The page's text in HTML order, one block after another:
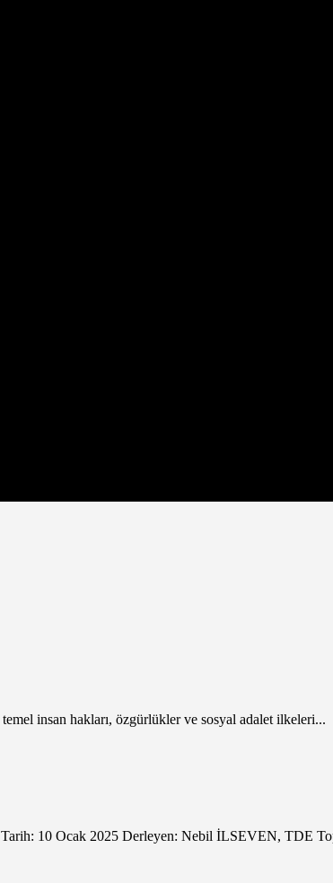
insan hakları, özgürlükler ve sosyal adalet ilkeleri...
10 Ocak 2025 Derleyen: Nebil İLSEVEN, TDE